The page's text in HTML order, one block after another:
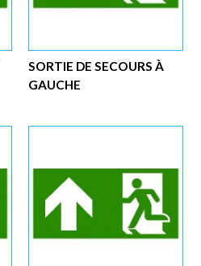
SORTIE DE SECOURS À
GAUCHE